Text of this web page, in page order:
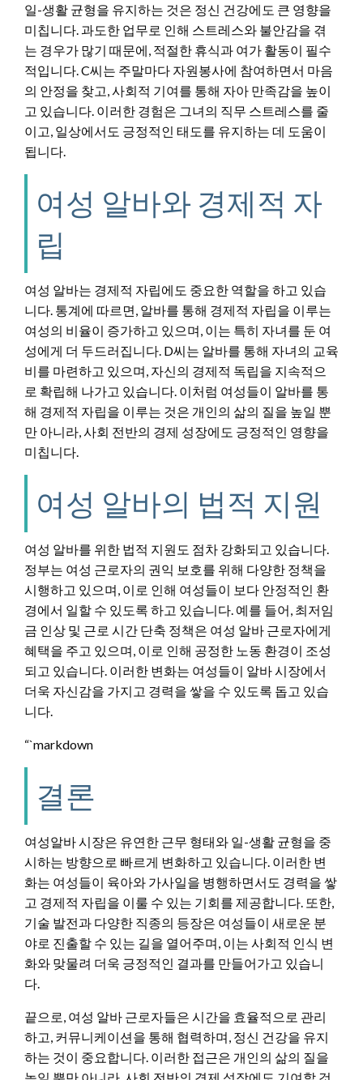
일-생활 균형을 유지하는 것은 정신 건강에도 큰 영향을
미칩니다. 과도한 업무로 인해 스트레스와 불안감을 겪
는 경우가 많기 때문에, 적절한 휴식과 여가 활동이 필수
적입니다. C씨는 주말마다 자원봉사에 참여하면서 마음
의 안정을 찾고, 사회적 기여를 통해 자아 만족감을 높이
고 있습니다. 이러한 경험은 그녀의 직무 스트레스를 줄
이고, 일상에서도 긍정적인 태도를 유지하는 데 도움이
됩니다.
여성 알바와 경제적 자
립
여성 알바는 경제적 자립에도 중요한 역할을 하고 있습
니다. 통계에 따르면, 알바를 통해 경제적 자립을 이루는
여성의 비율이 증가하고 있으며, 이는 특히 자녀를 둔 여
성에게 더 두드러집니다. D씨는 알바를 통해 자녀의 교육
비를 마련하고 있으며, 자신의 경제적 독립을 지속적으
로 확립해 나가고 있습니다. 이처럼 여성들이 알바를 통
해 경제적 자립을 이루는 것은 개인의 삶의 질을 높일 뿐
만 아니라, 사회 전반의 경제 성장에도 긍정적인 영향을
미칩니다.
여성 알바의 법적 지원
여성 알바를 위한 법적 지원도 점차 강화되고 있습니다.
정부는 여성 근로자의 권익 보호를 위해 다양한 정책을
시행하고 있으며, 이로 인해 여성들이 보다 안정적인 환
경에서 일할 수 있도록 하고 있습니다. 예를 들어, 최저임
금 인상 및 근로 시간 단축 정책은 여성 알바 근로자에게
혜택을 주고 있으며, 이로 인해 공정한 노동 환경이 조성
되고 있습니다. 이러한 변화는 여성들이 알바 시장에서
더욱 자신감을 가지고 경력을 쌓을 수 있도록 돕고 있습
니다.
“`markdown
결론
여성알바 시장은 유연한 근무 형태와 일-생활 균형을 중
시하는 방향으로 빠르게 변화하고 있습니다. 이러한 변
화는 여성들이 육아와 가사일을 병행하면서도 경력을 쌓
고 경제적 자립을 이룰 수 있는 기회를 제공합니다. 또한,
기술 발전과 다양한 직종의 등장은 여성들이 새로운 분
야로 진출할 수 있는 길을 열어주며, 이는 사회적 인식 변
화와 맞물려 더욱 긍정적인 결과를 만들어가고 있습니
다.
끝으로, 여성 알바 근로자들은 시간을 효율적으로 관리
하고, 커뮤니케이션을 통해 협력하며, 정신 건강을 유지
하는 것이 중요합니다. 이러한 접근은 개인의 삶의 질을